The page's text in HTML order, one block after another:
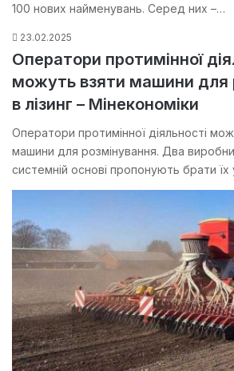
100 нових найменувань. Серед них –…
23.02.2025
Оператори протимінної
можуть взяти машини для
в лізинг – Мінекономіки
Оператори протимінної діяльності
машини для розмінування. Два
системній основі пропонують брати їх